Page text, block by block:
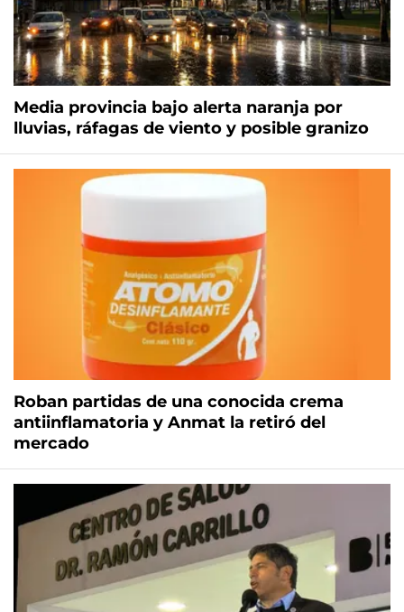
Media provincia bajo alerta naranja por
lluvias, ráfagas de viento y posible granizo
Roban partidas de una conocida crema
antiinflamatoria y Anmat la retiró del
mercado